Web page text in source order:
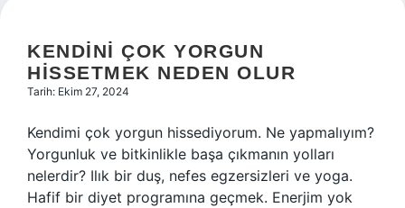
KENDINI ÇOK YORGUN
HISSETMEK NEDEN OLUR
Tarih: Ekim 27, 2024
Kendimi çok yorgun hissediyorum. Ne yapmalıyım?
Yorgunluk ve bitkinlikle başa çıkmanın yolları
nelerdir? Ilık bir duş, nefes egzersizleri ve yoga.
Hafif bir diyet programına geçmek. Enerjim yok